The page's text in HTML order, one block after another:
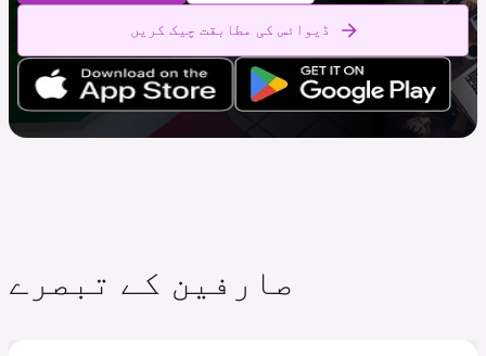
ڈیوائس کی مطابقت چیک کریں
صارفین کے تبصرے